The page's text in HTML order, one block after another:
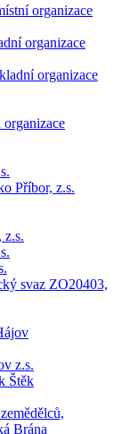
organizace
organizace
organizace
Příbor, z.s.
z.s.
svaz ZO20403,
z.s.
Štěk
Brána